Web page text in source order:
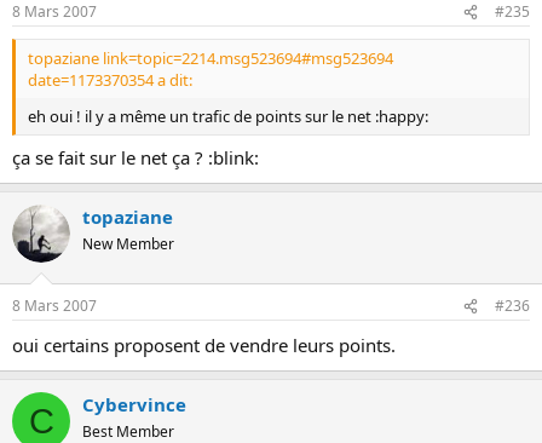
8 Mars 2007 #235
topaziane link=topic=2214.msg523694#msg523694
date=1173370354 a dit:
eh oui ! il y a même un trafic de points sur le net :happy:
ça se fait sur le net ça ? :blink:
topaziane
New Member
8 Mars 2007 #236
oui certains proposent de vendre leurs points.
C Cybervince
Best Member